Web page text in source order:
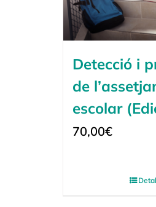
Detecció i
de
escolar
70,00€